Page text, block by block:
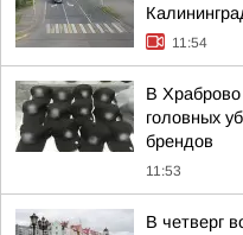
11:54
В Храброво
головных
брендов
11:53
В четверг